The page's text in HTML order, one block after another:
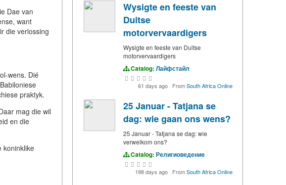
Dae van
want
die verlossing
wens. Dié
praktyk.
mag die wil
en die
koninklike
Wysigte en feeste van
Duitse
motorvervaardigers
Wysigte en feeste van Duitse
motorvervaardigers
Catalog: Лайфстайл
61 days ago · FromSouth Africa Online
25 Januar - Tatjana se
dag: wie gaan ons wens?
25 Januar - Tatjana se dag: wie
verwelkom ons?
Catalog: Религиоведение
198 days ago · FromSouth Africa Online